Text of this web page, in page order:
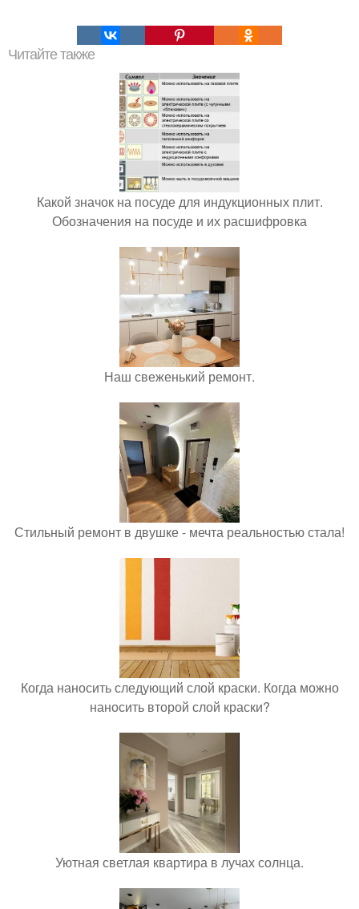
Читайте также
Какой значок на посуде для индукционных плит.
Обозначения на посуде и их расшифровка
Наш свеженький ремонт.
Стильный ремонт в двушке - мечта реальностью стала!
Когда наносить следующий слой краски. Когда можно
наносить второй слой краски?
Уютная светлая квартира в лучах солнца.